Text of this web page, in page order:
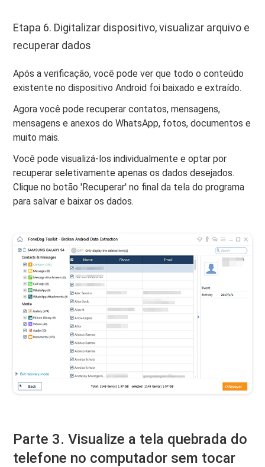
Etapa 6. Digitalizar dispositivo, visualizar arquivo e
recuperar dados
Após a verificação, você pode ver que todo o conteúdo
existente no dispositivo Android foi baixado e extraído.
Agora você pode recuperar contatos, mensagens,
mensagens e anexos do WhatsApp, fotos, documentos e
muito mais.
Você pode visualizá-los individualmente e optar por
recuperar seletivamente apenas os dados desejados.
Clique no botão 'Recuperar' no final da tela do programa
para salvar e baixar os dados.
Parte 3. Visualize a tela quebrada do
telefone no computador sem tocar